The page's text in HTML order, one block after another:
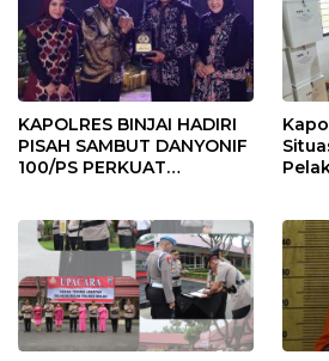
KAPOLRES BINJAI HADIRI
PISAH SAMBUT DANYONIF
100/PS PERKUAT